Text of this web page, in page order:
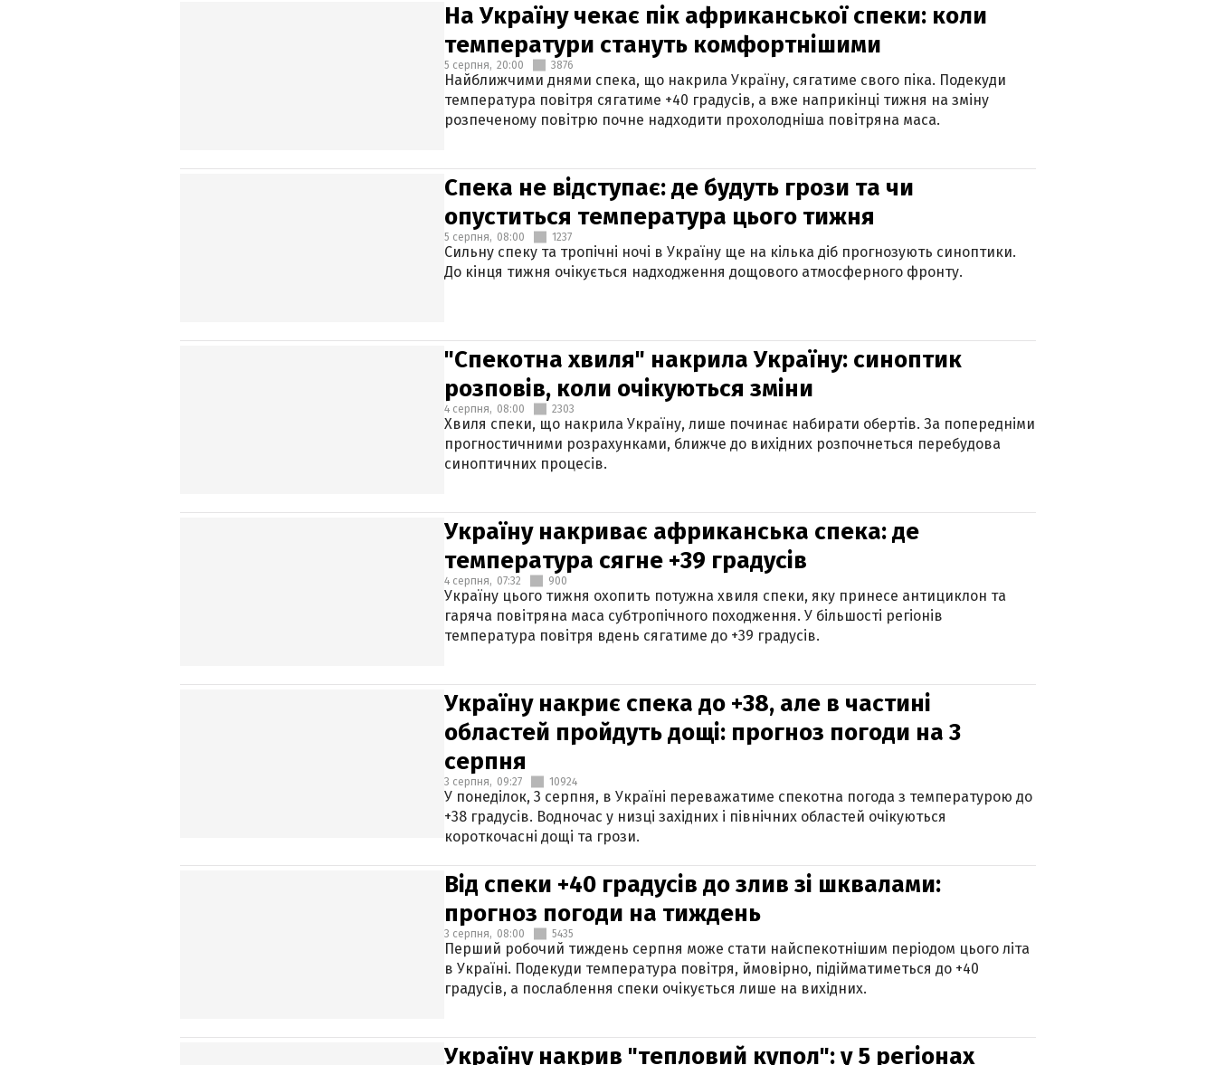
На Україну чекає пік африканської спеки: коли
температури стануть комфортнішими
5 серпня, 20:00 3876
Найближчими днями спека, що накрила Україну, сягатиме свого піка. Подекуди
температура повітря сягатиме +40 градусів, а вже наприкінці тижня на зміну
розпеченому повітрю почне надходити прохолодніша повітряна маса.
Спека не відступає: де будуть грози та чи
опуститься температура цього тижня
5 серпня, 08:00 1237
Сильну спеку та тропічні ночі в Україну ще на кілька діб прогнозують синоптики.
До кінця тижня очікується надходження дощового атмосферного фронту.
"Спекотна хвиля" накрила Україну: синоптик
розповів, коли очікуються зміни
4 серпня, 08:00 2303
Хвиля спеки, що накрила Україну, лише починає набирати обертів. За попередніми
прогностичними розрахунками, ближче до вихідних розпочнеться перебудова
синоптичних процесів.
Україну накриває африканська спека: де
температура сягне +39 градусів
4 серпня, 07:32 900
Україну цього тижня охопить потужна хвиля спеки, яку принесе антициклон та
гаряча повітряна маса субтропічного походження. У більшості регіонів
температура повітря вдень сягатиме до +39 градусів.
Україну накриє спека до +38, але в частині
областей пройдуть дощі: прогноз погоди на 3
серпня
3 серпня, 09:27 10924
У понеділок, 3 серпня, в Україні переважатиме спекотна погода з температурою до
+38 градусів. Водночас у низці західних і північних областей очікуються
короткочасні дощі та грози.
Від спеки +40 градусів до злив зі шквалами:
прогноз погоди на тиждень
3 серпня, 08:00 5435
Перший робочий тиждень серпня може стати найспекотнішим періодом цього літа
в Україні. Подекуди температура повітря, ймовірно, підійматиметься до +40
градусів, а послаблення спеки очікується лише на вихідних.
Україну накрив "тепловий купол": у 5 регіонах